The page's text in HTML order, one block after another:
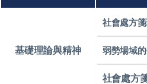
基礎理論與精神
社會處方
弱勢場域
社會處方